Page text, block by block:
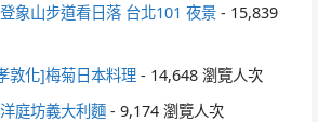
象山步道看日落 台北101 夜景 - 15,839
敦化]梅菊日本料理 - 14,648 瀏覽人次
庭坊義大利麵 - 9,174 瀏覽人次